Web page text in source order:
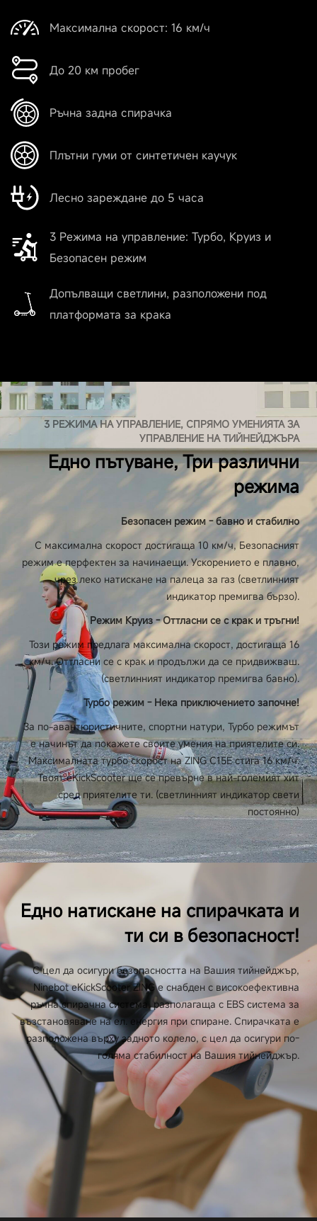
Максимална скорост: 16 км/ч
До 20 км пробег
Ръчна задна спирачка
Плътни гуми от синтетичен каучук
Лесно зареждане до 5 часа
3 Режима на управление: Турбо, Круиз и
Безопасен режим
Допълващи светлини, разположени под
платформата за крака
3 РЕЖИМА НА УПРАВЛЕНИЕ, СПРЯМО УМЕНИЯТА ЗА
УПРАВЛЕНИЕ НА ТИЙНЕЙДЖЪРА
Едно пътуване, Три различни
режима
Безопасен режим - бавно и стабилно
С максимална скорост достигаща 10 км/ч, Безопасният
режим е перфектен за начинаещи. Ускорението е плавно,
чрез леко натискане на палеца за газ (светлинният
индикатор премигва бързо).
Режим Круиз - Оттласни се с крак и тръгни!
Този режим предлага максимална скорост, достигаща 16
км/ч. Оттласни се с крак и продължи да се придвижваш.
(светлинният индикатор премигва бавно).
Турбо режим - Нека приключението започне!
За по-авантюристичните, спортни натури, Турбо режимът
е начинът да покажете своите умения на приятелите си.
Максималната турбо скорост на ZING C15E стига 16 км/ч.
Твоят eKickScooter ще се превърне в най-големият хит
сред приятелите ти. (светлинният индикатор свети
постоянно)
Едно натискане на спирачката и
ти си в безопасност!
С цел да осигури безопасността на Вашия тийнейджър,
Ninebot eKickScooter ZING е снабден с високоефективна
ръчна спирачна система, разполагаща с EBS система за
възстановяване на ел. енергия при спиране. Спирачката е
разположена върху задното колело, с цел да осигури по-
голяма стабилност на Вашия тийнейджър.